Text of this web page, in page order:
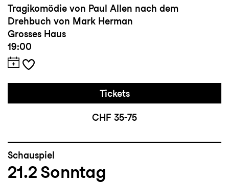
Tragikomödie von Paul Allen nach dem
Drehbuch von Mark Herman
Grosses Haus
19:00
Tickets
CHF 35-75
Schauspiel
21.2 Sonntag